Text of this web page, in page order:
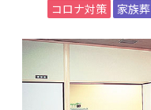
コロナ対策 家族葬